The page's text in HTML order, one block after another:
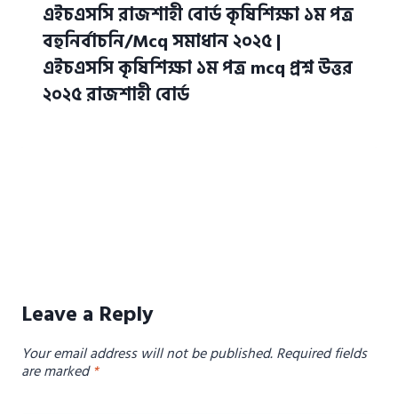
এইচএসসি রাজশাহী বোর্ড কৃষিশিক্ষা ১ম পত্র
বহুনির্বাচনি/Mcq সমাধান ২০২৫ |
এইচএসসি কৃষিশিক্ষা ১ম পত্র mcq প্রশ্ন উত্তর
২০২৫ রাজশাহী বোর্ড
Leave a Reply
Your email address will not be published.Required fields
are marked*